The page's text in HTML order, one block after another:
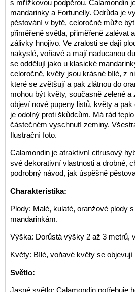
s mřížkovou podpěrou. Calamondin
mandarinky a Fortunelly. Odrůda je
pěstování v bytě, celoročně může
přiměřeně světla, přiměřeně zalévat
zálivky hnojivo. Ve zralosti se dají
nakyslé, voňavé a mají naducanou
se oddělují jako u klasické
celoročně, květy jsou krásné bílé, z
které se zvětšují a pak zlátnou do
mohou být květy, současně zelené a
objeví nové pupeny listů, květy a pak
je odolný proti škůdcům. Má rád
částečném vyschnutí zeminy.
Ilustrační foto.
Calamondin je atraktivní citrusový
své dekorativní vlastnosti a drobné,
podrobný návod, jak úspěšně
Charakteristika:
Plody: Malé, kulaté, oranžové plody
mandarinkám.
Výška: Dorůstá výšky 2 až 3 metrů,
Květy: Bílé, voňavé květy se objevují
Světlo:
Jasné světlo: Calamondin potřebuje